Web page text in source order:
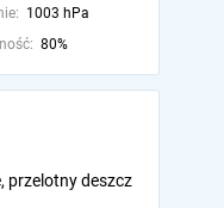
1003 hPa
80%
przelotny deszcz